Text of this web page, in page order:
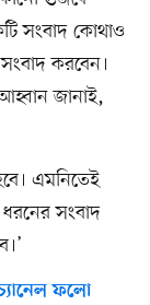
সংবাদ কোথাও
করবেন।
জানাই,
এমনিতেই
ধরনের সংবাদ
ফলো